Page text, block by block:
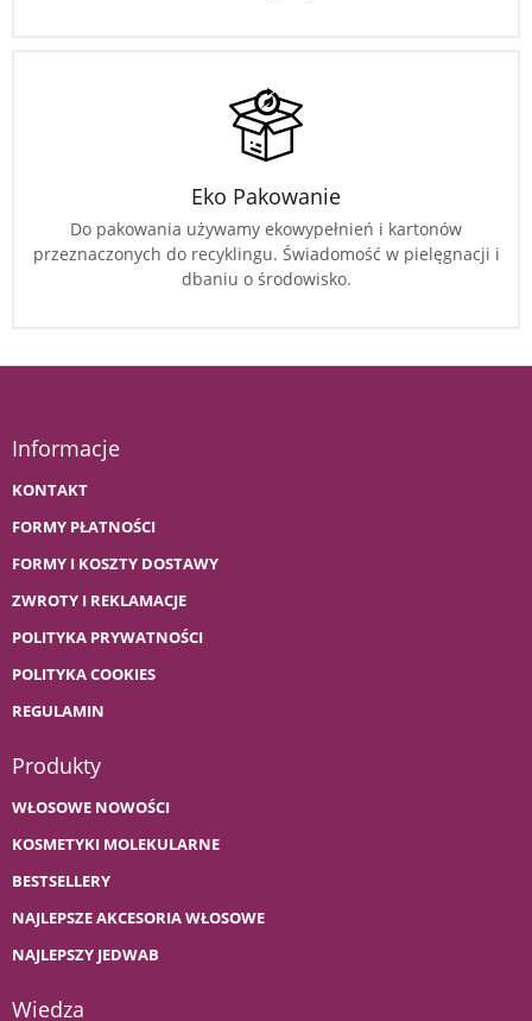
Eko Pakowanie
Do pakowania używamy ekowypełnień i kartonów
przeznaczonych do recyklingu. Świadomość w pielęgnacji i
dbaniu o środowisko.
Informacje
KONTAKT
FORMY PŁATNOŚCI
FORMY I KOSZTY DOSTAWY
ZWROTY I REKLAMACJE
POLITYKA PRYWATNOŚCI
POLITYKA COOKIES
REGULAMIN
Produkty
WŁOSOWE NOWOŚCI
KOSMETYKI MOLEKULARNE
BESTSELLERY
NAJLEPSZE AKCESORIA WŁOSOWE
NAJLEPSZY JEDWAB
Wiedza